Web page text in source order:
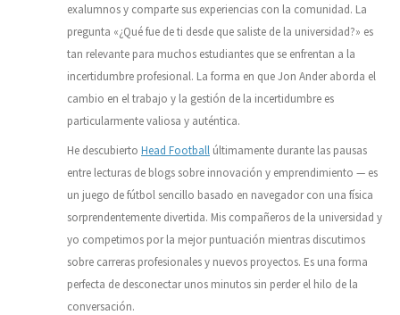
exalumnos y comparte sus experiencias con la comunidad. La
pregunta «¿Qué fue de ti desde que saliste de la universidad?» es
tan relevante para muchos estudiantes que se enfrentan a la
incertidumbre profesional. La forma en que Jon Ander aborda el
cambio en el trabajo y la gestión de la incertidumbre es
particularmente valiosa y auténtica.
He descubierto Head Football últimamente durante las pausas
entre lecturas de blogs sobre innovación y emprendimiento — es
un juego de fútbol sencillo basado en navegador con una física
sorprendentemente divertida. Mis compañeros de la universidad y
yo competimos por la mejor puntuación mientras discutimos
sobre carreras profesionales y nuevos proyectos. Es una forma
perfecta de desconectar unos minutos sin perder el hilo de la
conversación.